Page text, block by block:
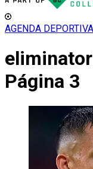
AGENDA DEPORTIVA
Página 3